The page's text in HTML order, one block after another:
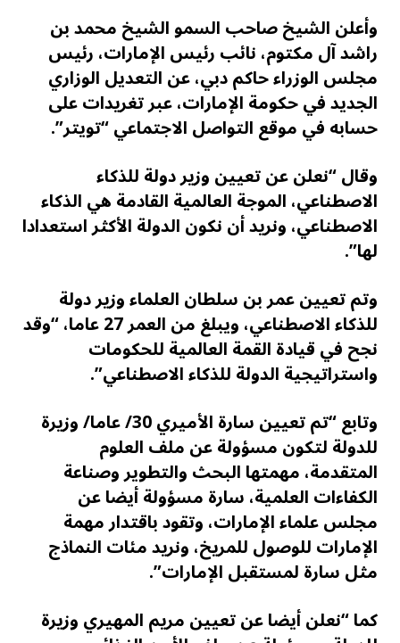
وأعلن الشيخ صاحب السمو الشيخ محمد بن
راشد آل مكتوم، نائب رئيس الإمارات، رئيس
مجلس الوزراء حاكم دبي، عن التعديل الوزاري
الجديد في حكومة الإمارات، عبر تغريدات على
حسابه في موقع التواصل الاجتماعي “تويتر”.
وقال “نعلن عن تعيين وزير دولة للذكاء
الاصطناعي، الموجة العالمية القادمة هي الذكاء
الاصطناعي، ونريد أن نكون الدولة الأكثر استعدادا
لها”.
وتم تعيين عمر بن سلطان العلماء وزير دولة
للذكاء الاصطناعي، ويبلغ من العمر 27 عاما، “وقد
نجح في قيادة القمة العالمية للحكومات
واستراتيجية الدولة للذكاء الاصطناعي”.
وتابع “تم تعيين سارة الأميري 30/ عاما/ وزيرة
للدولة لتكون مسؤولة عن ملف العلوم
المتقدمة، مهمتها البحث والتطوير وصناعة
الكفاءات العلمية، سارة مسؤولة أيضا عن
مجلس علماء الإمارات، وتقود باقتدار مهمة
الإمارات للوصول للمريخ، ونريد مئات النماذج
مثل سارة لمستقبل الإمارات”.
كما “نعلن أيضا عن تعيين مريم المهيري وزيرة